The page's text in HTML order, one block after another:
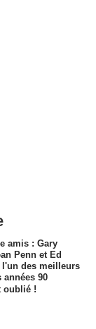
amis : Gary
Penn et Ed
l'un des meilleurs
90
oublié !